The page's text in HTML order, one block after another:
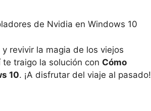
de Nvidia en Windows 10
revivir la magia de los viejos
traigo la solución con Cómo
10. ¡A disfrutar del viaje al pasado!